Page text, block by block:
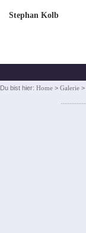
Stephan Kolb
Du bist hier: Home > Galerie >